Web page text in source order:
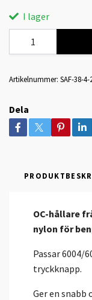
I lager
Artikelnummer: SAF-38-4-
Dela
OC-hållare
nylon för
Passar 6004/
tryckknapp.
Ger en